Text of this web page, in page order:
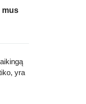
mus
yra